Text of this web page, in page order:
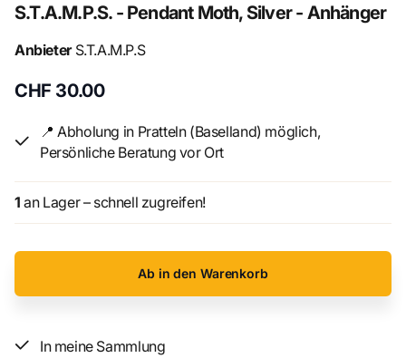
Möglichkeit deiner Persönlichkeit Ausdruck zu verleihen.
Farbe: Silber, Schwarz
Material: Resin
S.T.A.M.P.S. - Pendant Moth, Silver - Anhänger
AnbieterS.T.A.M.P.S
CHF 30.00
📍 Abholung in Pratteln (Baselland) möglich,
Persönliche Beratung vor Ort
1 an Lager – schnell zugreifen!
Ab in den Warenkorb
In meine Sammlung